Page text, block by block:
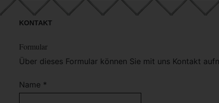
KONTAKT
Formular
Über dieses Formular können Sie mit uns Kontakt
Name *